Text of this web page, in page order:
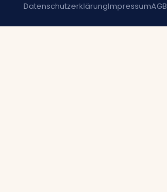
DatenschutzerklärungImpressumAGB